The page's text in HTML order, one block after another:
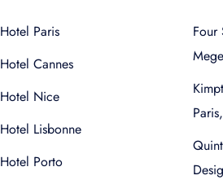
Hotel Paris
Hotel Cannes
Hotel Nice
Hotel Lisbonne
Hotel Porto
Four